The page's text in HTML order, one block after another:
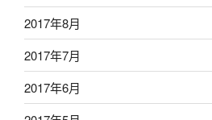
2017年8月
2017年7月
2017年6月